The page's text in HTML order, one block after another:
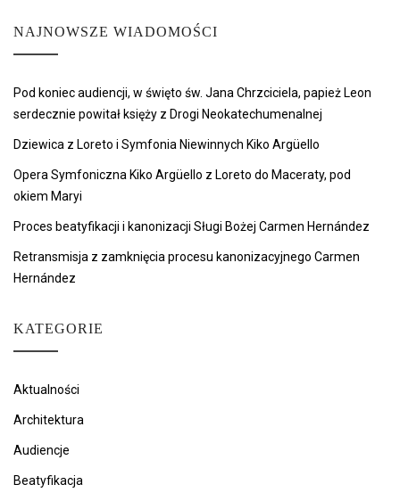
NAJNOWSZE WIADOMOŚCI
Pod koniec audiencji, w święto św. Jana Chrzciciela, papież Leon
serdecznie powitał księży z Drogi Neokatechumenalnej
Dziewica z Loreto i Symfonia Niewinnych Kiko Argüello
Opera Symfoniczna Kiko Argüello z Loreto do Maceraty, pod
okiem Maryi
Proces beatyfikacji i kanonizacji Sługi Bożej Carmen Hernández
Retransmisja z zamknięcia procesu kanonizacyjnego Carmen
Hernández
KATEGORIE
Aktualności
Architektura
Audiencje
Beatyfikacja